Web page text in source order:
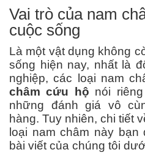
Vai trò của nam
cuộc sống
Là một vật dụng không
sống hiện nay, nhất là
nghiệp, các loại nam
châm cứu hộ nói
những đánh giá vô
hàng. Tuy nhiên, chi tiết
loại nam châm này
bài viết của chúng tôi